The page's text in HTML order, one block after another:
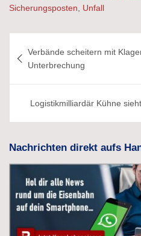
Sicherungsposten
Unfall
Verbände scheitern mit
Unterbrechung
Logistikmilliardär Kühne
Nachrichten direkt aufs